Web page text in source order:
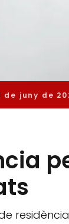
de juny de